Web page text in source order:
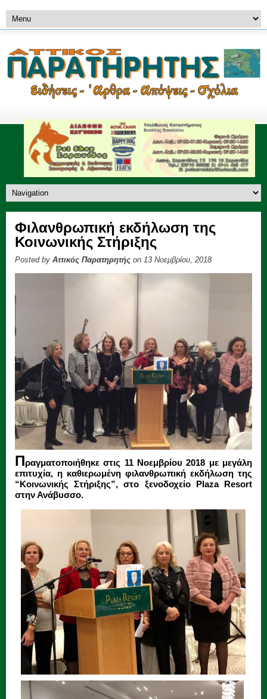
Φιλανθρωπική εκδήλωση της
Κοινωνικής Στήριξης
Posted by Αττικός Παρατηρητής on 13 Νοεμβρίου, 2018
Πραγματοποιήθηκε στις 11 Νοεμβρίου 2018 με μεγάλη
επιτυχία, η καθιερωμένη φιλανθρωπική εκδήλωση της
“Κοινωνικής Στήριξης”, στο ξενοδοχείο Plaza Resort
στην Ανάβυσσο.